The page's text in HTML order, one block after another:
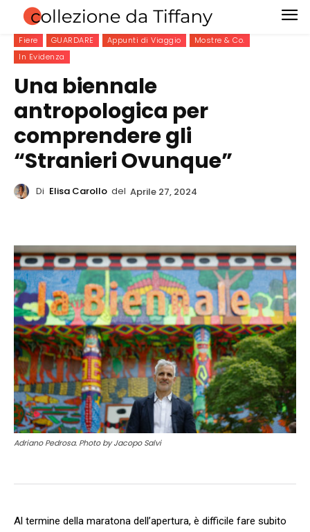
Fiere GUARDARE Appunti di Viaggio
Mostre & Co.
In Evidenza
Una biennale
antropologica per
comprendere gli
“Stranieri Ovunque”
Di Elisa Carollo del Aprile 27, 2024
Adriano Pedrosa. Photo by Jacopo Salvi
Al termine della maratona dell’apertura, è difficile fare subito